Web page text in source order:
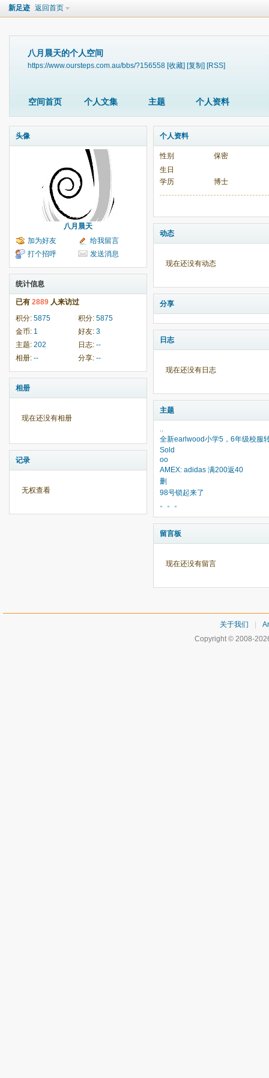
新足迹 返回首页
八月晨天的个人空间
https://www.oursteps.com.au/bbs/?156558 [收藏] [复制] [RSS]
空间首页 个人文集 主题 个人资料
头像
八月晨天
加为好友
给我留言
打个招呼
发送消息
统计信息
已有 2889 人来访过
积分: 5875 积分: 5875
金币: 1 好友: 3
主题: 202 日志: --
相册: -- 分享: --
相册
现在还没有相册
记录
无权查看
个人资料
性别
保密
生日
学历
博士
动态
现在还没有动态
分享
日志
现在还没有日志
主题
..
全新earlwood小学5，6年级校服
Sold
oo
AMEX: adidas 满200返40
删
98号锁起来了
。。。
留言板
现在还没有留言
关于我们
Copyright © 2008-